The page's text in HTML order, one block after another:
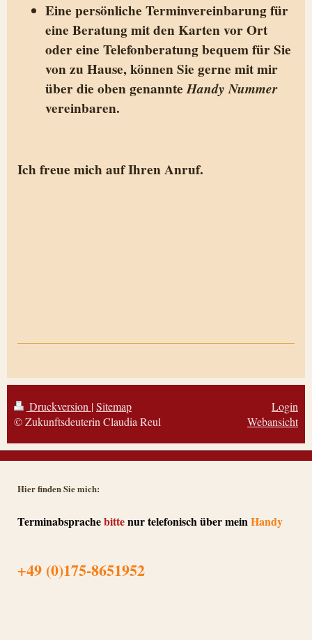
Eine persönliche Terminvereinbarung für
eine Beratung mit den Karten vor Ort
oder eine Telefonberatung bequem für Sie
von zu Hause, können Sie gerne mit mir
über die oben genannteHandy Nummer
vereinbaren.
Ich freue mich auf Ihren Anruf.
Druckversion |Sitemap
© Zukunftsdeuterin Claudia Reul
Login
Webansicht
Hier finden Sie mich:
Terminabsprachebittenur telefonisch über meinHandy
+49 (0)175-8651952